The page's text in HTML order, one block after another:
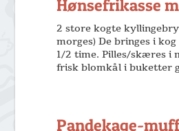
Hønsefrikasse
2 store kogte
morges) De bringes i
1/2 time. Pilles/skæres i
frisk blomkål i buketter
Pandekage-